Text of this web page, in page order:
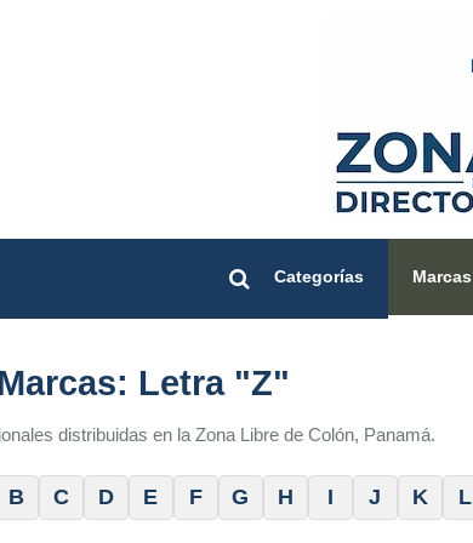
Categorías Marcas
Letra "Z"
distribuidas en la Zona Libre de Colón, Panamá.
B C D E F G H I J K L